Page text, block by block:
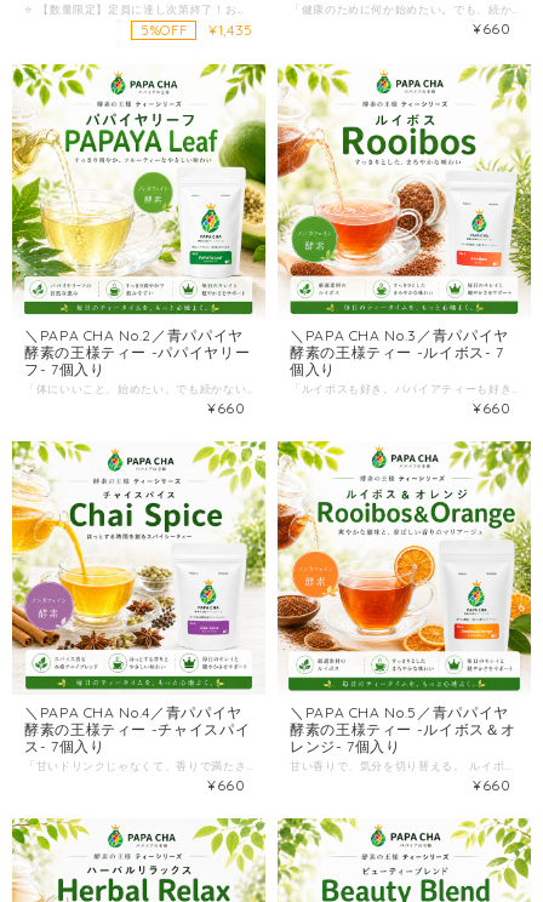
5%OFF ¥1,435 ¥660
＼PAPA CHA No.2／青パパイヤ
酵素の王様ティー -パパイヤリー
フ- 7個入り
¥660
＼PAPA CHA No.3／青パパイヤ
酵素の王様ティー -ルイボス- 7
個入り
¥660
＼PAPA CHA No.4／青パパイヤ
酵素の王様ティー -チャイスパイ
ス- 7個入り
¥660
＼PAPA CHA No.5／青パパイヤ
酵素の王様ティー -ルイボス＆オ
レンジ- 7個入り
¥660